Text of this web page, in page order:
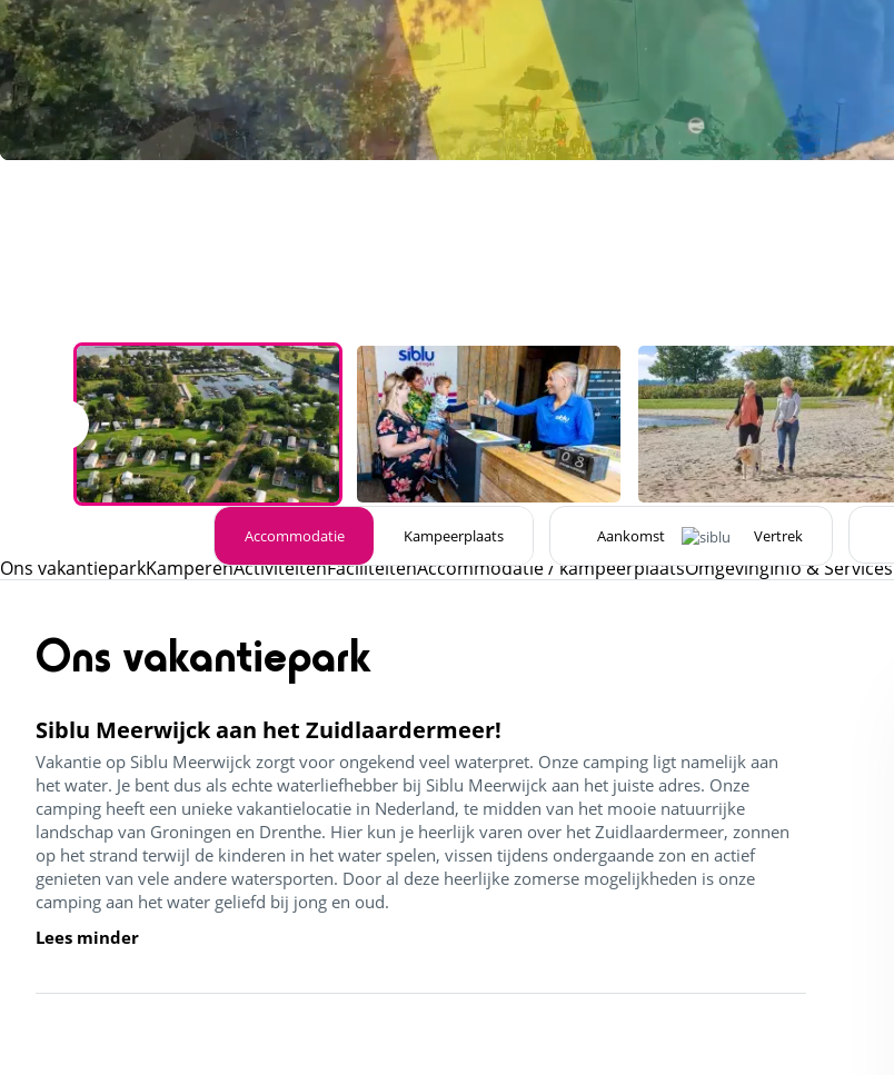
Accommodatie Kampeerplaats
Ons vakantieparkKamperenActiviteitenFaciliteitenAccommodatie / kampeerplaatsOmgevingInfo & Services
Ons vakantiepark
Siblu Meerwijck aan het Zuidlaardermeer!
Vakantie op Siblu Meerwijck zorgt voor ongekend veel waterpret. Onze camping ligt namelijk aan
het water. Je bent dus als echte waterliefhebber bij Siblu Meerwijck aan het juiste adres. Onze
camping heeft een unieke vakantielocatie in Nederland, te midden van het mooie natuurrijke
landschap van Groningen en Drenthe. Hier kun je heerlijk varen over het Zuidlaardermeer, zonnen
op het strand terwijl de kinderen in het water spelen, vissen tijdens ondergaande zon en actief
genieten van vele andere watersporten. Door al deze heerlijke zomerse mogelijkheden is onze
camping aan het water geliefd bij jong en oud.
Lees minder